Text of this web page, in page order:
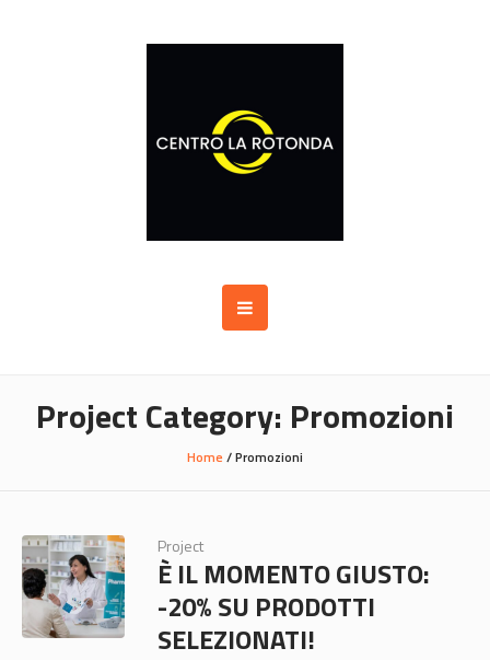
Project Category: Promozioni
Home /Promozioni
Project
È IL MOMENTO GIUSTO:
-20% SU PRODOTTI
SELEZIONATI!